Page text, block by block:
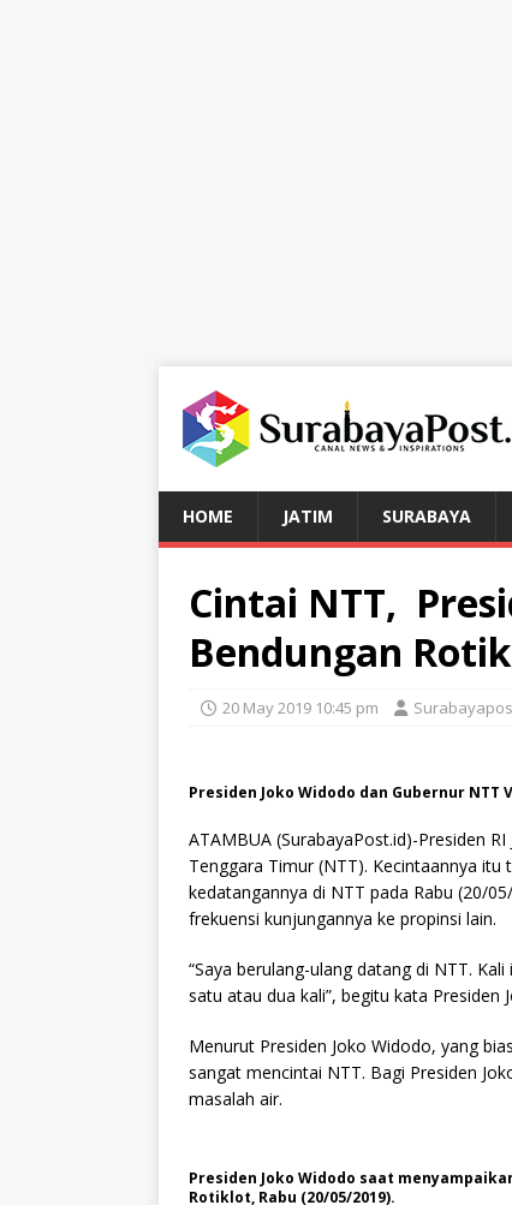
HOME JATIM SURABAYA
Cintai NTT,
Bendungan
20 May 2019 10:45 pm
Presiden Joko Widodo dan Gubernur
ATAMBUA (SurabayaPost.id)-Presiden
Tenggara Timur (NTT). Kecintaannya
kedatangannya di NTT pada Rabu (20/
frekuensi kunjungannya ke propinsi lain.
“Saya berulang-ulang datang di NTT.
satu atau dua kali”, begitu kata
Menurut Presiden Joko Widodo, yang
sangat mencintai NTT. Bagi Presiden
masalah air.
Presiden Joko Widodo saat
Rotiklot, Rabu (20/05/2019).